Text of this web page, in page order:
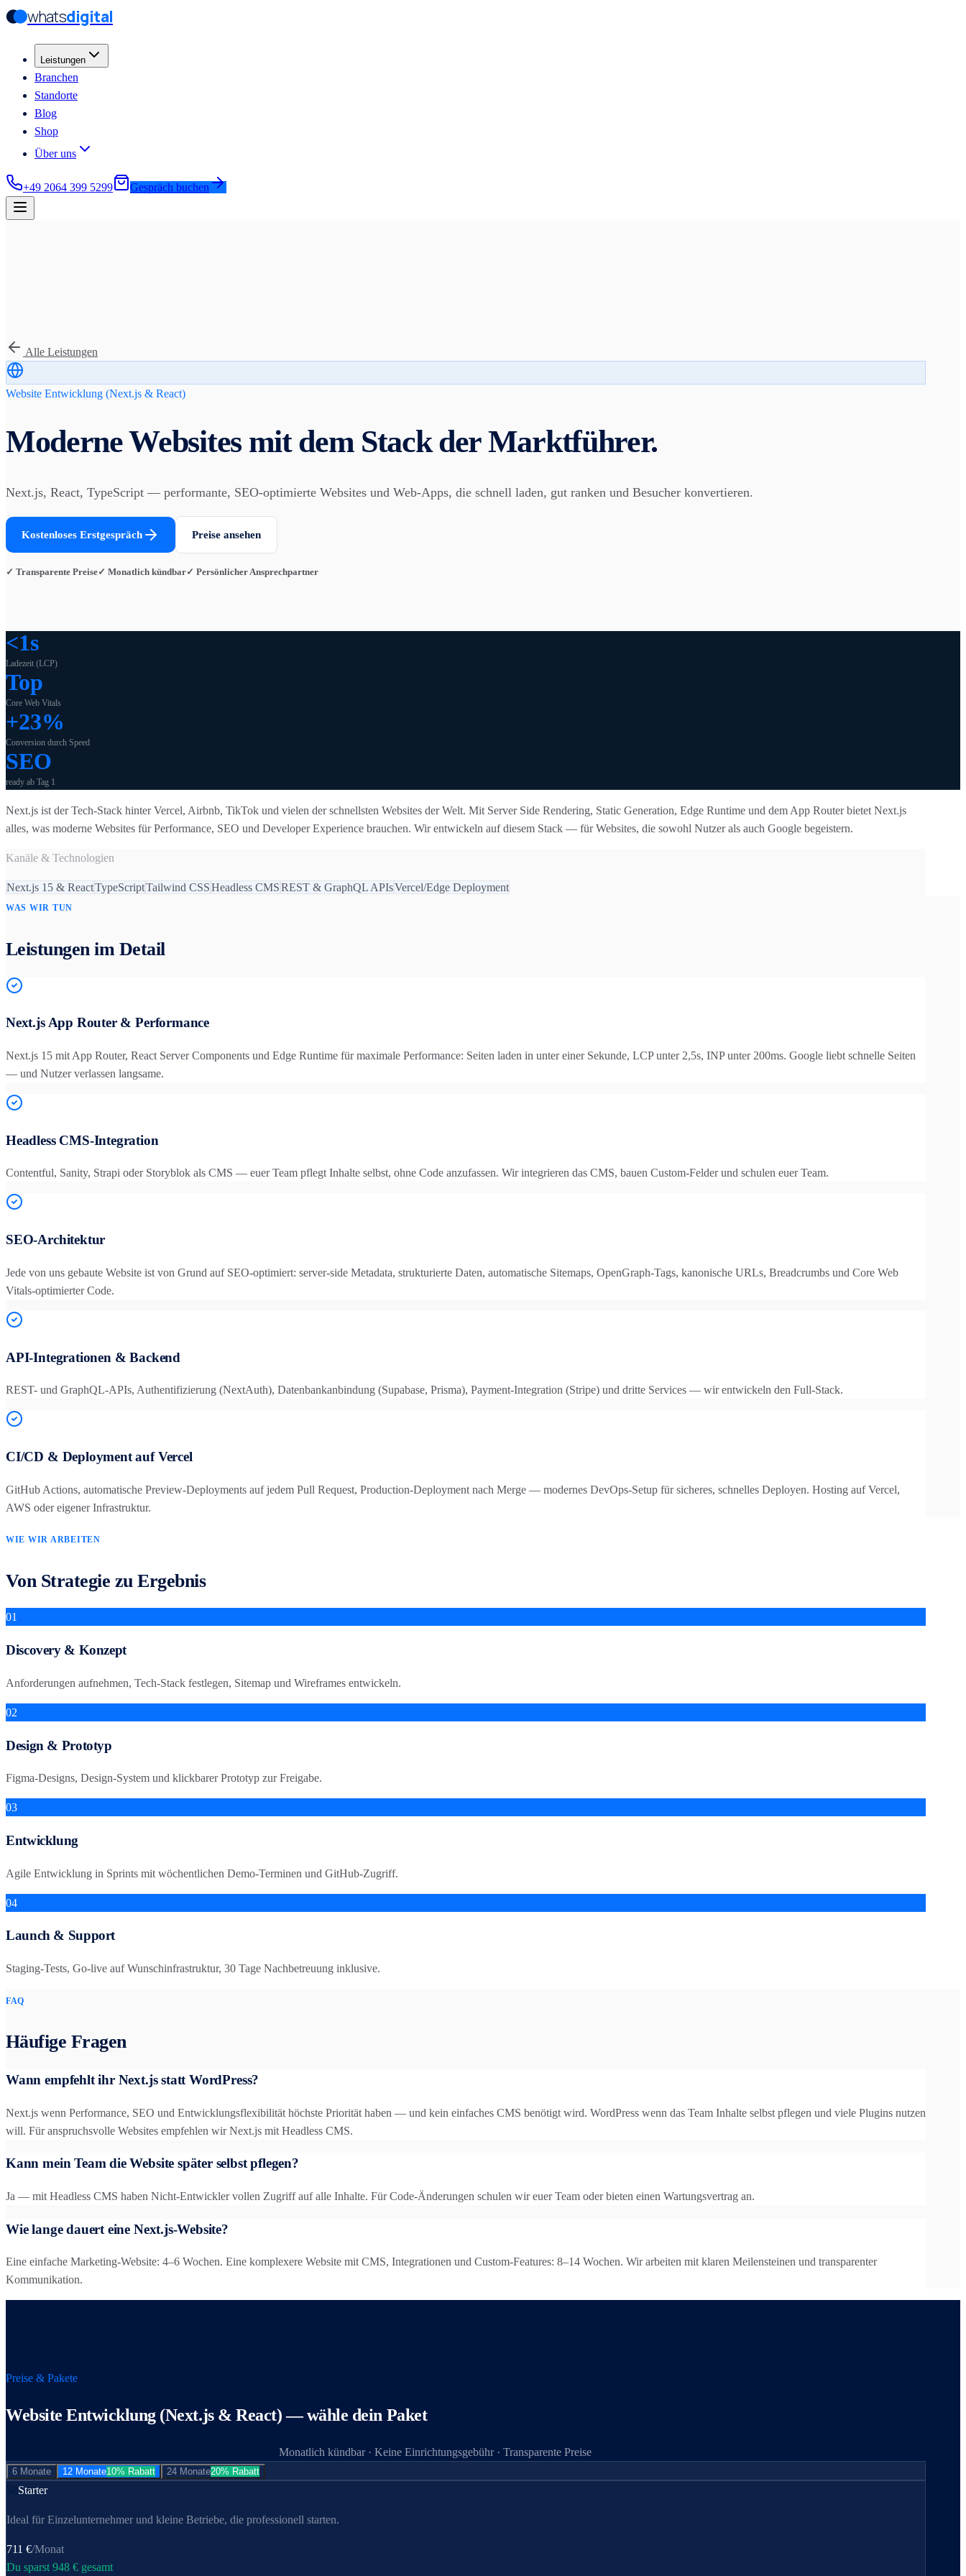
Zum Hauptinhalt springen
Zum Hauptinhalt springen
whatsdigital
Leistungen
Branchen
Standorte
Blog
Shop
Über uns
+49 2064 399 5299 Gespräch buchen
Alle Leistungen
Website Entwicklung (Next.js & React)
Moderne Websites mit dem Stack der Marktführer.
Next.js, React, TypeScript — performante, SEO-optimierte Websites und Web-Apps, die schnell laden, gut ranken und Besucher konvertieren.
Kostenloses Erstgespräch Preise ansehen
✓ Transparente Preise✓ Monatlich kündbar✓ Persönlicher Ansprechpartner
<1s
Ladezeit (LCP)
Top
Core Web Vitals
+23%
Conversion durch Speed
SEO
ready ab Tag 1
Next.js ist der Tech-Stack hinter Vercel, Airbnb, TikTok und vielen der schnellsten Websites der Welt. Mit Server Side Rendering, Static Generation, Edge Runtime und dem App Router bietet Next.js
alles, was moderne Websites für Performance, SEO und Developer Experience brauchen. Wir entwickeln auf diesem Stack — für Websites, die sowohl Nutzer als auch Google begeistern.
Kanäle & Technologien
Next.js 15 & ReactTypeScriptTailwind CSSHeadless CMSREST & GraphQL APIsVercel/Edge Deployment
WAS WIR TUN
Leistungen im Detail
Next.js App Router & Performance
Next.js 15 mit App Router, React Server Components und Edge Runtime für maximale Performance: Seiten laden in unter einer Sekunde, LCP unter 2,5s, INP unter 200ms. Google liebt schnelle Seiten
— und Nutzer verlassen langsame.
Headless CMS-Integration
Contentful, Sanity, Strapi oder Storyblok als CMS — euer Team pflegt Inhalte selbst, ohne Code anzufassen. Wir integrieren das CMS, bauen Custom-Felder und schulen euer Team.
SEO-Architektur
Jede von uns gebaute Website ist von Grund auf SEO-optimiert: server-side Metadata, strukturierte Daten, automatische Sitemaps, OpenGraph-Tags, kanonische URLs, Breadcrumbs und Core Web
Vitals-optimierter Code.
API-Integrationen & Backend
REST- und GraphQL-APIs, Authentifizierung (NextAuth), Datenbankanbindung (Supabase, Prisma), Payment-Integration (Stripe) und dritte Services — wir entwickeln den Full-Stack.
CI/CD & Deployment auf Vercel
GitHub Actions, automatische Preview-Deployments auf jedem Pull Request, Production-Deployment nach Merge — modernes DevOps-Setup für sicheres, schnelles Deployen. Hosting auf Vercel,
AWS oder eigener Infrastruktur.
WIE WIR ARBEITEN
Von Strategie zu Ergebnis
01
Discovery & Konzept
Anforderungen aufnehmen, Tech-Stack festlegen, Sitemap und Wireframes entwickeln.
02
Design & Prototyp
Figma-Designs, Design-System und klickbarer Prototyp zur Freigabe.
03
Entwicklung
Agile Entwicklung in Sprints mit wöchentlichen Demo-Terminen und GitHub-Zugriff.
04
Launch & Support
Staging-Tests, Go-live auf Wunschinfrastruktur, 30 Tage Nachbetreuung inklusive.
FAQ
Häufige Fragen
Wann empfehlt ihr Next.js statt WordPress?
Next.js wenn Performance, SEO und Entwicklungsflexibilität höchste Priorität haben — und kein einfaches CMS benötigt wird. WordPress wenn das Team Inhalte selbst pflegen und viele Plugins nutzen
will. Für anspruchsvolle Websites empfehlen wir Next.js mit Headless CMS.
Kann mein Team die Website später selbst pflegen?
Ja — mit Headless CMS haben Nicht-Entwickler vollen Zugriff auf alle Inhalte. Für Code-Änderungen schulen wir euer Team oder bieten einen Wartungsvertrag an.
Wie lange dauert eine Next.js-Website?
Eine einfache Marketing-Website: 4–6 Wochen. Eine komplexere Website mit CMS, Integrationen und Custom-Features: 8–14 Wochen. Wir arbeiten mit klaren Meilensteinen und transparenter
Kommunikation.
Preise & Pakete
Website Entwicklung (Next.js & React)— wähle dein Paket
Monatlich kündbar · Keine Einrichtungsgebühr · Transparente Preise
6 Monate 12 Monate10% Rabatt 24 Monate20% Rabatt
Starter
Ideal für Einzel­unternehmer und kleine Betriebe, die professionell starten.
711 €/Monat
Du sparst 948 € gesamt